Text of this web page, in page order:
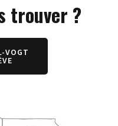
trouver ?
VOGT